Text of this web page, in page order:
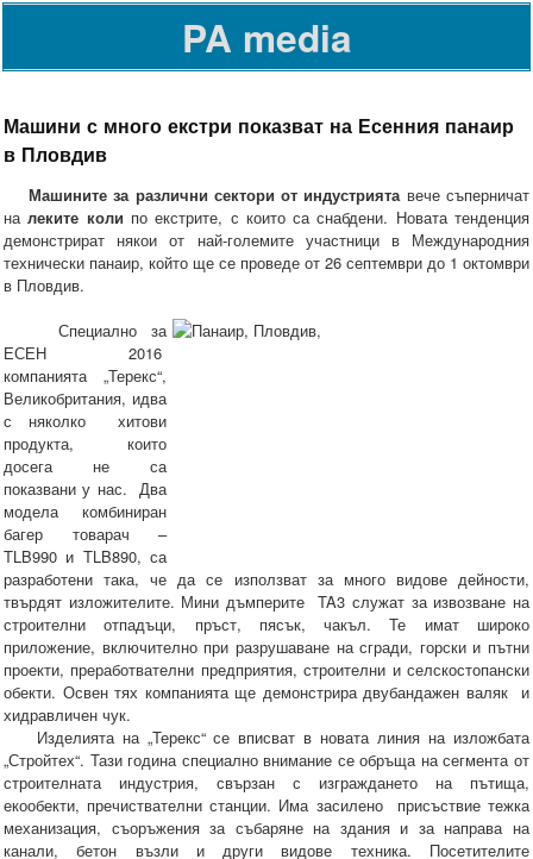
PA media
Машини с много екстри показват на Есенния панаир
в Пловдив
Машините за различни сектори от индустриятавече съперничат
налеките коли по екстрите, с които са снабдени. Новата тенденция
демонстрират някои от най-големите участници в Международния
технически панаир, който ще се проведе от 26 септември до 1 октомври
в Пловдив.
Специално за
ЕСЕН 2016
компанията „Терекс“,
Великобритания, идва
с няколко хитови
продукта, които
досега не са
показвани у нас. Два
модела комбиниран
багер товарач –
TLB990 и TLB890, са
разработени така, че да се използват за много видове дейности,
твърдят изложителите. Мини дъмперите TA3 служат за извозване на
строителни отпадъци, пръст, пясък, чакъл. Те имат широко
приложение, включително при разрушаване на сгради, горски и пътни
проекти, преработвателни предприятия, строителни и селскостопански
обекти. Освен тях компанията ще демонстрира двубандажен валяк и
хидравличен чук.
Изделията на „Терекс“ се вписват в новата линия на изложбата
„Стройтех“. Тази година специално внимание се обръща на сегмента от
строителната индустрия, свързан с изграждането на пътища,
екообекти, пречиствателни станции. Има засилено присъствие тежка
механизация, съоръжения за събаряне на здания и за направа на
канали, бетон възли и други видове техника. Посетителите